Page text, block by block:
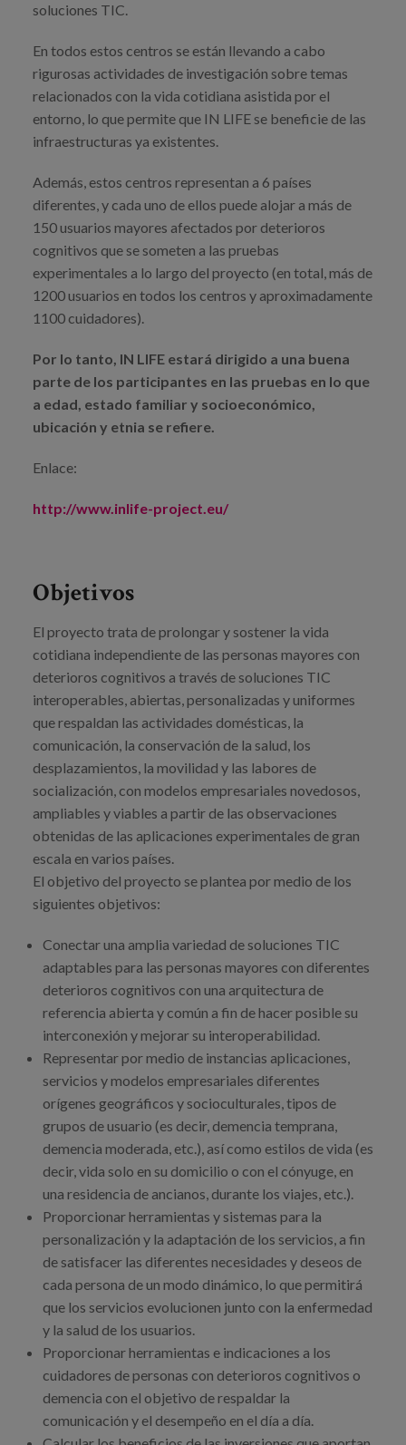
soluciones TIC.
En todos estos centros se están llevando a cabo
rigurosas actividades de investigación sobre temas
relacionados con la vida cotidiana asistida por el
entorno, lo que permite que IN LIFE se beneficie de las
infraestructuras ya existentes.
Además, estos centros representan a 6 países
diferentes, y cada uno de ellos puede alojar a más de
150 usuarios mayores afectados por deterioros
cognitivos que se someten a las pruebas
experimentales a lo largo del proyecto (en total, más de
1200 usuarios en todos los centros y aproximadamente
1100 cuidadores).
Por lo tanto, IN LIFE estará dirigido a una buena
parte de los participantes en las pruebas en lo que
a edad, estado familiar y socioeconómico,
ubicación y etnia se refiere.
Enlace:
http://www.inlife-project.eu/
Objetivos
El proyecto trata de prolongar y sostener la vida
cotidiana independiente de las personas mayores con
deterioros cognitivos a través de soluciones TIC
interoperables, abiertas, personalizadas y uniformes
que respaldan las actividades domésticas, la
comunicación, la conservación de la salud, los
desplazamientos, la movilidad y las labores de
socialización, con modelos empresariales novedosos,
ampliables y viables a partir de las observaciones
obtenidas de las aplicaciones experimentales de gran
escala en varios países.
El objetivo del proyecto se plantea por medio de los
siguientes objetivos:
Conectar una amplia variedad de soluciones TIC
adaptables para las personas mayores con diferentes
deterioros cognitivos con una arquitectura de
referencia abierta y común a fin de hacer posible su
interconexión y mejorar su interoperabilidad.
Representar por medio de instancias aplicaciones,
servicios y modelos empresariales diferentes
orígenes geográficos y socioculturales, tipos de
grupos de usuario (es decir, demencia temprana,
demencia moderada, etc.), así como estilos de vida (es
decir, vida solo en su domicilio o con el cónyuge, en
una residencia de ancianos, durante los viajes, etc.).
Proporcionar herramientas y sistemas para la
personalización y la adaptación de los servicios, a fin
de satisfacer las diferentes necesidades y deseos de
cada persona de un modo dinámico, lo que permitirá
que los servicios evolucionen junto con la enfermedad
y la salud de los usuarios.
Proporcionar herramientas e indicaciones a los
cuidadores de personas con deterioros cognitivos o
demencia con el objetivo de respaldar la
comunicación y el desempeño en el día a día.